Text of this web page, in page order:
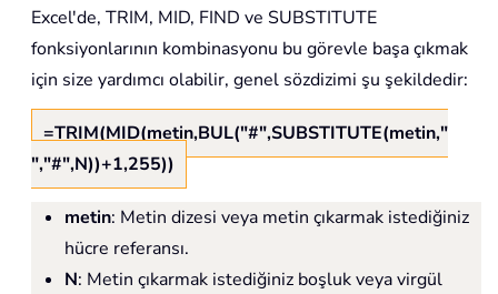
Excel'de, TRIM, MID, FIND ve SUBSTITUTE
fonksiyonlarının kombinasyonu bu görevle başa çıkmak
için size yardımcı olabilir, genel sözdizimi şu şekildedir:
=TRIM(MID(metin,BUL("#",SUBSTITUTE(metin,"
","#",N))+1,255))
metin: Metin dizesi veya metin çıkarmak istediğiniz
hücre referansı.
N: Metin çıkarmak istediğiniz boşluk veya virgül